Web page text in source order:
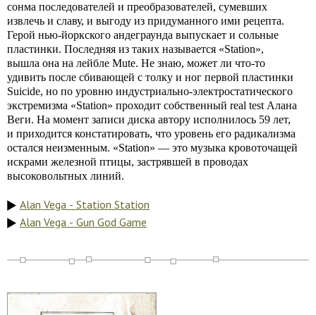
сонма последователей и преобразователей, сумевших
извлечь и славу, и выгоду из придуманного ими рецепта.
Герой нью-йоркского андеграунда выпускает и сольные
пластинки. Последняя из таких называется «Station»,
вышла она на лейбле Mute. Не знаю, может ли что-то
удивить после сбивающей с толку и ног первой пластинки
Suicide, но по уровню индустриально-электростатического
экстремизма «Station» проходит собственный real test Алана
Веги. На момент записи диска автору исполнилось 59 лет,
и приходится констатировать, что уровень его радикализма
остался неизменным. «Station» — это музыка кровоточащей
искрами железной птицы, застрявшей в проводах
высоковольтных линий.
Alan Vega - Station Station
Alan Vega - Gun God Game